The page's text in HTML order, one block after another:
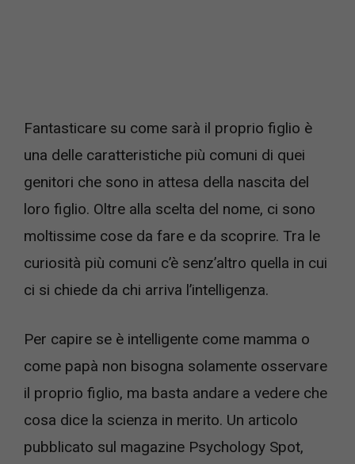
Fantasticare su come sarà il proprio figlio è
una delle caratteristiche più comuni di quei
genitori che sono in attesa della nascita del
loro figlio. Oltre alla scelta del nome, ci sono
moltissime cose da fare e da scoprire. Tra le
curiosità più comuni c’è senz’altro quella in cui
ci si chiede da chi arriva l’intelligenza.
Per capire se è intelligente come mamma o
come papà non bisogna solamente osservare
il proprio figlio, ma basta andare a vedere che
cosa dice la scienza in merito. Un articolo
pubblicato sul magazine Psychology Spot,